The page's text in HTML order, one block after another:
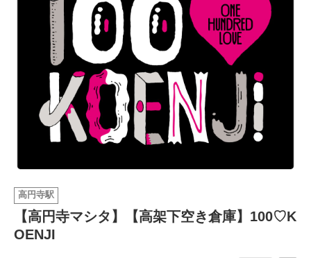
おでかけ
ショッピング
中央線カルチャー
イベント情報
高円寺駅
【高円寺マシタ】【高架下空き倉庫】100♡K
OENJI